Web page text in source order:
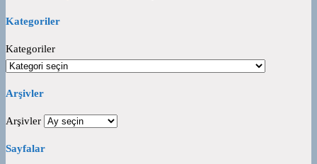
Kategoriler
Kategoriler
Arşivler
Arşivler
Sayfalar